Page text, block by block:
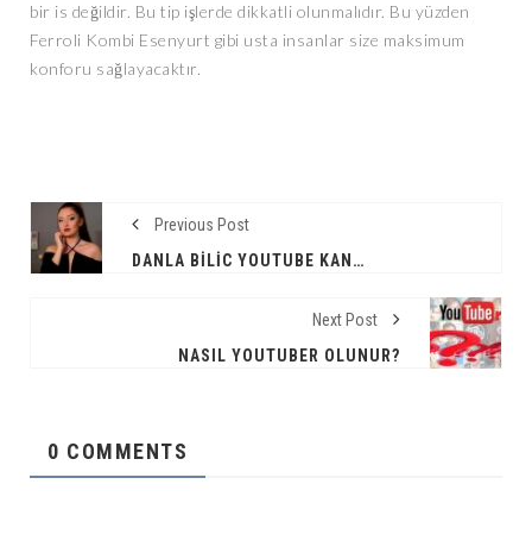
bir is değildir. Bu tip işlerde dikkatli olunmalıdır. Bu yüzden
Ferroli Kombi Esenyurt gibi usta insanlar size maksimum
konforu sağlayacaktır.
Previous Post
DANLA BILIC YOUTUBE KANALINI KAPATTI!
Next Post
NASIL YOUTUBER OLUNUR?
0 COMMENTS